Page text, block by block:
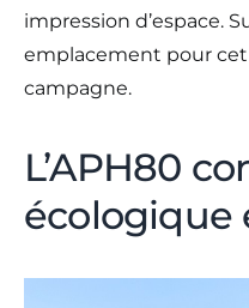
impression d’espace.
emplacement pour
campagne.
L’APH80
écologique